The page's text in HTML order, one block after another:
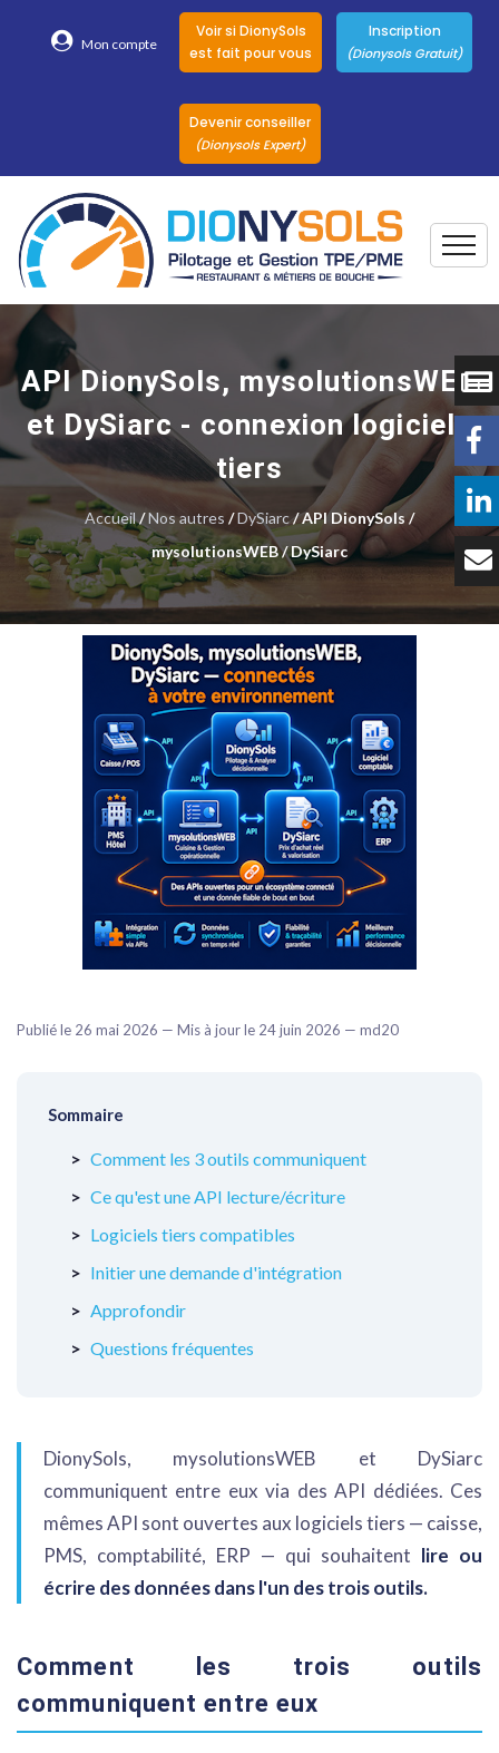
Mon compte
Voir si DionySols
est fait pour vous
Inscription
(Dionysols Gratuit)
Devenir conseiller
(Dionysols Expert)
Nos conseillers
DionySols
Nos versions
Nos autres
Solutions
Témoignages
Tarifs
Contact
API DionySols, mysolutionsWEB
et DySiarc - connexion logiciels
tiers
Accueil/Nos autres /DySiarc/ API DionySols /
mysolutionsWEB / DySiarc
Publié le 26 mai 2026 — Mis à jour le 24 juin 2026 — md20
Sommaire
Comment les 3 outils communiquent
Ce qu'est une API lecture/écriture
Logiciels tiers compatibles
Initier une demande d'intégration
Approfondir
Questions fréquentes
DionySols, mysolutionsWEB et DySiarc
communiquent entre eux via des API dédiées. Ces
mêmes API sont ouvertes aux logiciels tiers — caisse,
PMS, comptabilité, ERP — qui souhaitent lire ou
écrire des données dans l'un des trois outils.
Comment les trois outils
communiquent entre eux